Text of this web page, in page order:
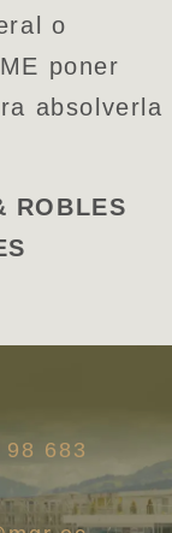
o
poner
absolverla
ROBLES
98 683